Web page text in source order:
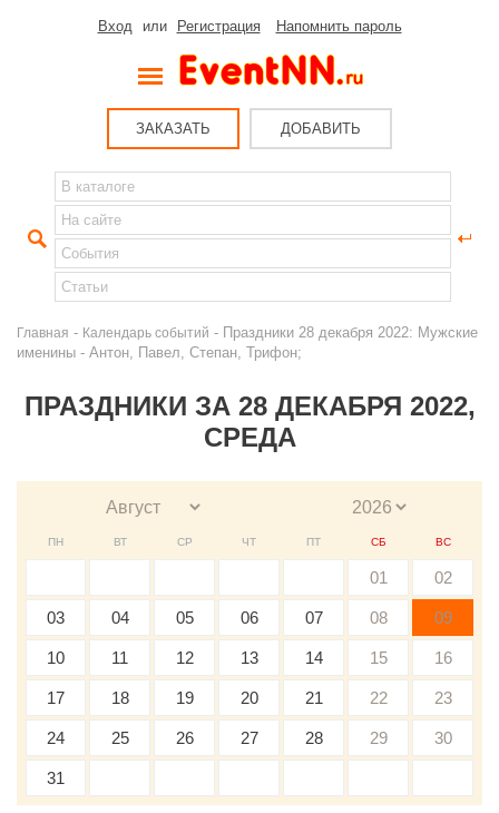
Вход или Регистрация Напомнить пароль
ЗАКАЗАТЬ ДОБАВИТЬ
Главная - Календарь событий - Праздники 28 декабря 2022: Мужские
именины - Антон, Павел, Степан, Трифон;
ПРАЗДНИКИ ЗА 28 ДЕКАБРЯ 2022,
СРЕДА
ПН ВТ СР ЧТ ПТ СБ ВС
01 02
03 04 05 06 07 08 09
10 11 12 13 14 15 16
17 18 19 20 21 22 23
24 25 26 27 28 29 30
31